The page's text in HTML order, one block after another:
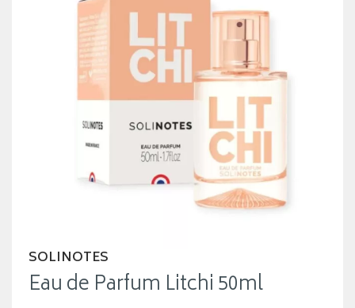
SOLINOTES
Eau de Parfum Litchi 50ml